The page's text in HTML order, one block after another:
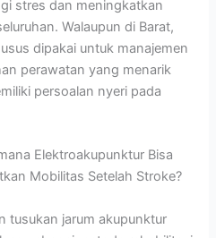
stres dan meningkatkan
Walaupun di Barat,
dipakai untuk manajemen
perawatan yang menarik
persoalan nyeri pada
Elektroakupunktur Bisa
Mobilitas Setelah Stroke?
tusukan jarum akupunktur